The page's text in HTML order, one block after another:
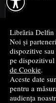
Librăria Delfin
Noi și
dispozitive
pe dispozitivul
de Cookie.
Aceste date
pentru a
audiența
Cele mai
Top cărți
...toate știrile